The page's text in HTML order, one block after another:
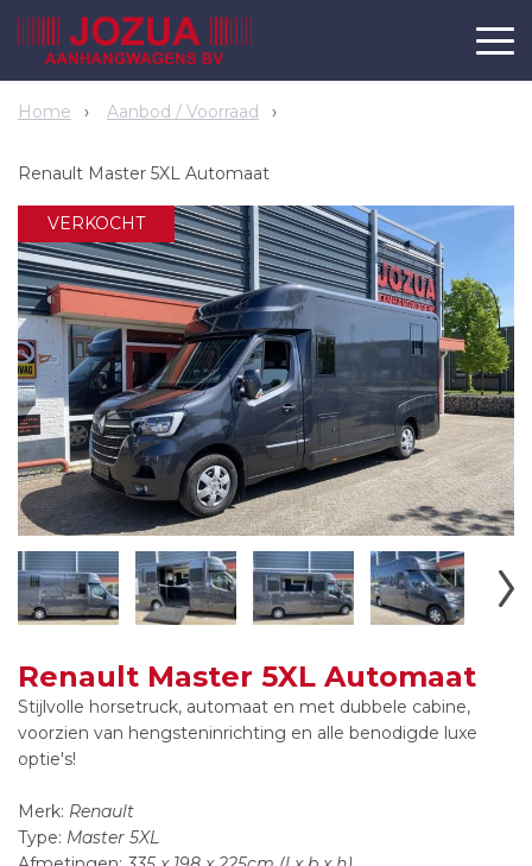
Home Aanbod / Voorraad
Renault Master 5XL Automaat
VERKOCHT
Renault Master 5XL Automaat
Stijlvolle horsetruck, automaat en met dubbele cabine,
voorzien van hengsteninrichting en alle benodigde luxe
optie's!
Merk: Renault
Type: Master 5XL